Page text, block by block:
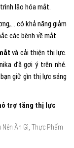
lão hóa mắt.
có khả năng giảm
các bệnh về mắt.
và cải thiện thị lực.
đã gợi ý trên nhé.
giữ gìn thị lực sáng
trợ tăng thị lực
Nên Ăn Gì, Thực Phẩm